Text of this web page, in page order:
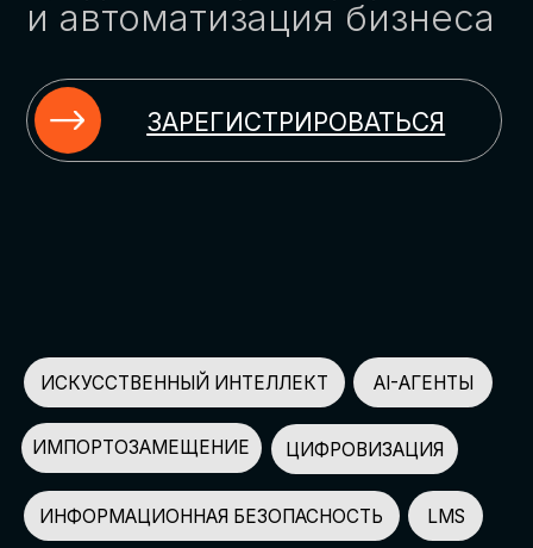
ИСКУССТВЕННЫЙ ИНТЕЛЛЕКТ
НЕЙРОСЕТИ ДЛЯ БИЗНЕСА
КЭДО
ЦИФРОВИЗАЦИЯ
АВТОМАТИЗАЦИЯ HR
АВТОМАТИЗАЦИЯ МАРКЕТИНГА И ПРОДАЖ
AI-АССИСТЕНТЫ
ЧАТ-БОТЫ
ИМПОРТОЗАМЕЩЕНИЕ